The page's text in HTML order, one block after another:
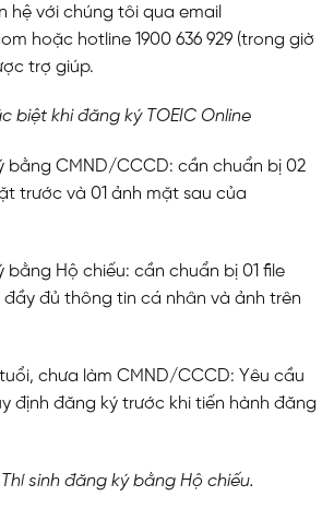
hệ với chúng tôi qua email
hoặc hotline 1900 636 929 (trong giờ
trợ giúp.
biệt khi đăng ký TOEIC Online
bằng CMND/CCCD: cần chuẩn bị 02
trước và 01 ảnh mặt sau của
bằng Hộ chiếu: cần chuẩn bị 01 file
đủ thông tin cá nhân và ảnh trên
tuổi, chưa làm CMND/CCCD: Yêu cầu
định đăng ký trước khi tiến hành đăng
sinh đăng ký bằng Hộ chiếu.